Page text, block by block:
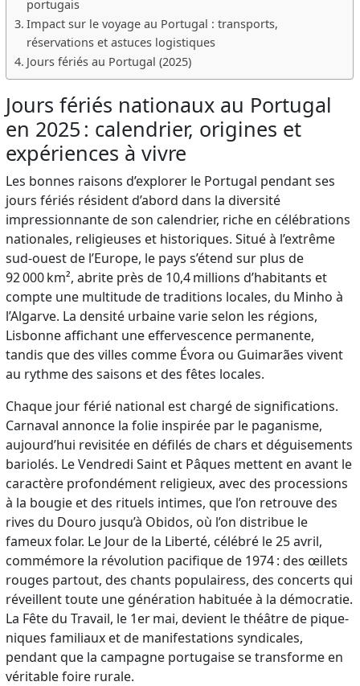
portugais
Impact sur le voyage au Portugal : transports,
réservations et astuces logistiques
Jours fériés au Portugal (2025)
Jours fériés nationaux au Portugal
en 2025 : calendrier, origines et
expériences à vivre
Les bonnes raisons d’explorer le Portugal pendant ses
jours fériés résident d’abord dans la diversité
impressionnante de son calendrier, riche en célébrations
nationales, religieuses et historiques. Situé à l’extrême
sud-ouest de l’Europe, le pays s’étend sur plus de
92 000 km², abrite près de 10,4 millions d’habitants et
compte une multitude de traditions locales, du Minho à
l’Algarve. La densité urbaine varie selon les régions,
Lisbonne affichant une effervescence permanente,
tandis que des villes comme Évora ou Guimarães vivent
au rythme des saisons et des fêtes locales.
Chaque jour férié national est chargé de significations.
Carnaval annonce la folie inspirée par le paganisme,
aujourd’hui revisitée en défilés de chars et déguisements
bariolés. Le Vendredi Saint et Pâques mettent en avant le
caractère profondément religieux, avec des processions
à la bougie et des rituels intimes, que l’on retrouve des
rives du Douro jusqu’à Obidos, où l’on distribue le
fameux folar. Le Jour de la Liberté, célébré le 25 avril,
commémore la révolution pacifique de 1974 : des œillets
rouges partout, des chants populairess, des concerts qui
réveillent toute une génération habituée à la démocratie.
La Fête du Travail, le 1er mai, devient le théâtre de pique-
niques familiaux et de manifestations syndicales,
pendant que la campagne portugaise se transforme en
véritable foire rurale.